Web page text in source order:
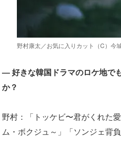
野村康太／お気に入りカット（C）今
― 好きな韓国ドラマのロケ地で
か？
野村：「トッケビ〜君がくれた
ム・ボクジュ～」「ソンジェ背